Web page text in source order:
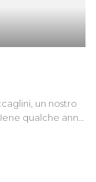
un nostro
qualche anno